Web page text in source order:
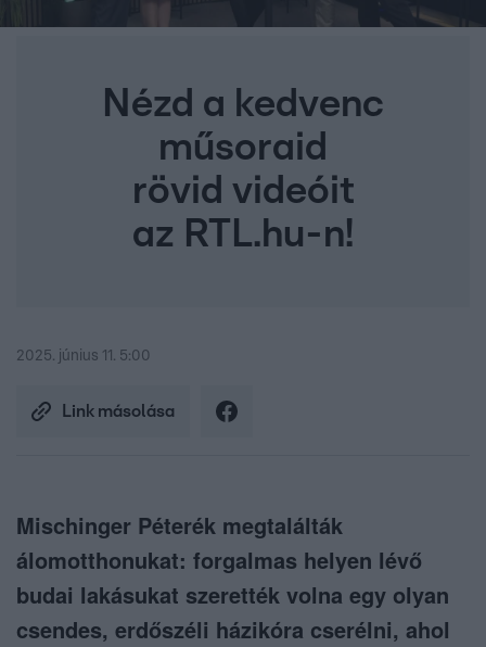
Nézd a kedvenc
műsoraid
rövid videóit
az RTL.hu-n!
2025. június 11. 5:00
Link másolása
Mischinger Péterék megtalálták
álomotthonukat: forgalmas helyen lévő
budai lakásukat szerették volna egy olyan
csendes, erdőszéli házikóra cserélni, ahol